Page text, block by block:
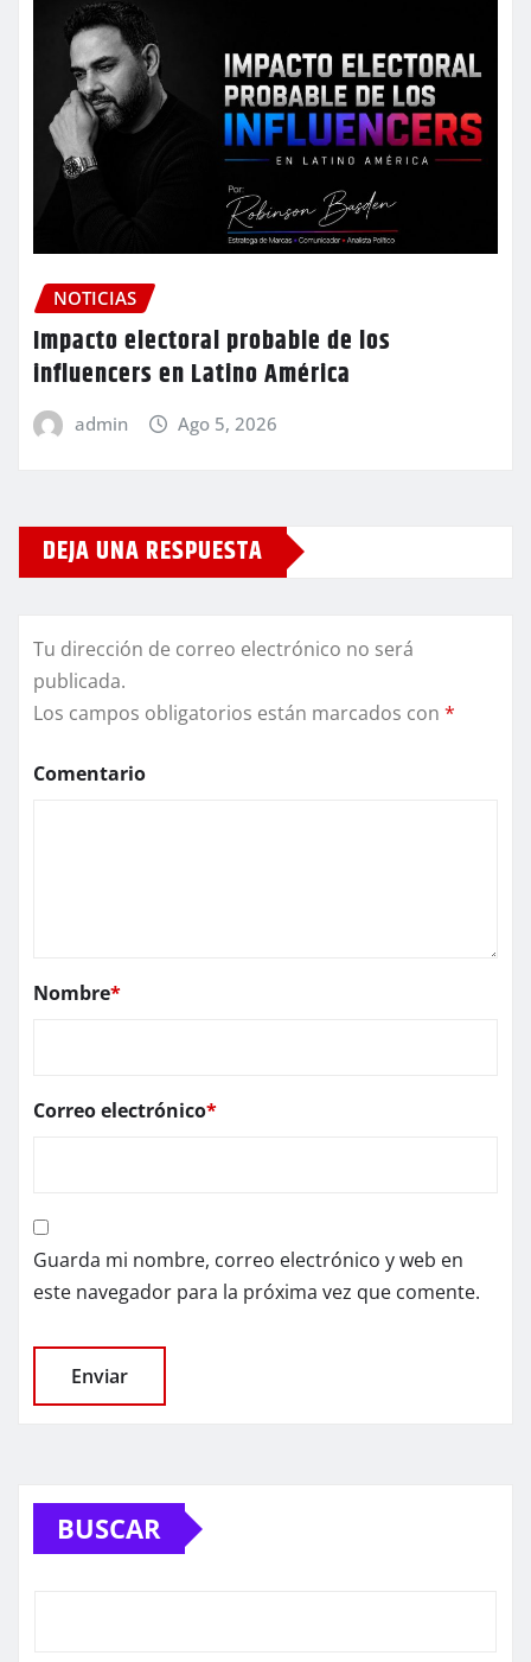
NOTICIAS
Impacto electoral probable de los
influencers en Latino América
admin Ago 5, 2026
DEJA UNA RESPUESTA
Tu dirección de correo electrónico no será
publicada.
Los campos obligatorios están marcados con *
Comentario
Nombre*
Correo electrónico*
Guarda mi nombre, correo electrónico y web en
este navegador para la próxima vez que comente.
BUSCAR